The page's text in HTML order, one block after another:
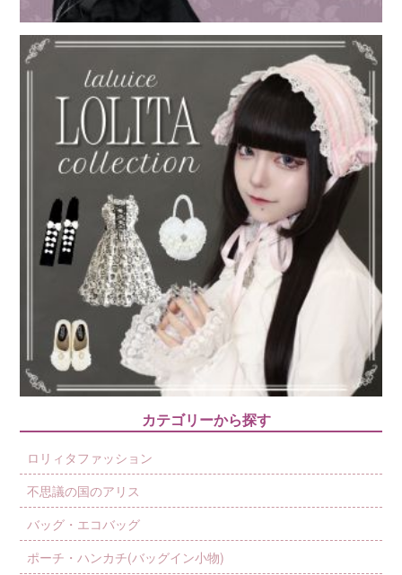
カテゴリーから探す
ロリィタファッション
不思議の国のアリス
バッグ・エコバッグ
ポーチ・ハンカチ(バッグイン小物)